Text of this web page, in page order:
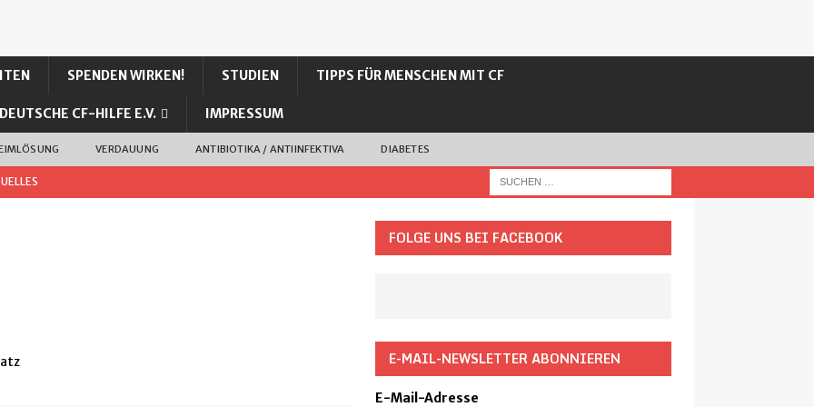
SPENDEN WIRKEN! STUDIEN TIPPS FÜR MENSCHEN MIT CF
DEUTSCHE CF-HILFE E.V. IMPRESSUM
VERDAUUNG ANTIBIOTIKA / ANTIINFEKTIVA DIABETES
Wirkung, weniger Nebenwirkung?
Inhalation und Nasenspray
FOLGE UNS BEI FACEBOOK
E-MAIL-NEWSLETTER ABONNIEREN
E-Mail-Adresse